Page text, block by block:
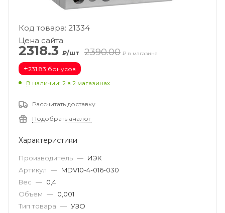
Код товара: 21334
Цена сайта
2318.3 ₽/шт 2390.00 ₽ в магазине
+231.83 бонусов
В наличии: 2 в 2 магазинах
Рассчитать доставку
Подобрать аналог
Характеристики
Производитель — ИЭК
Артикул — MDV10-4-016-030
Вес — 0,4
Объем — 0,001
Тип товара — УЗО